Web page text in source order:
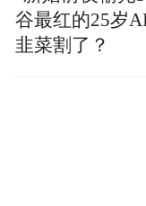
谷最红的25岁
韭菜割了？